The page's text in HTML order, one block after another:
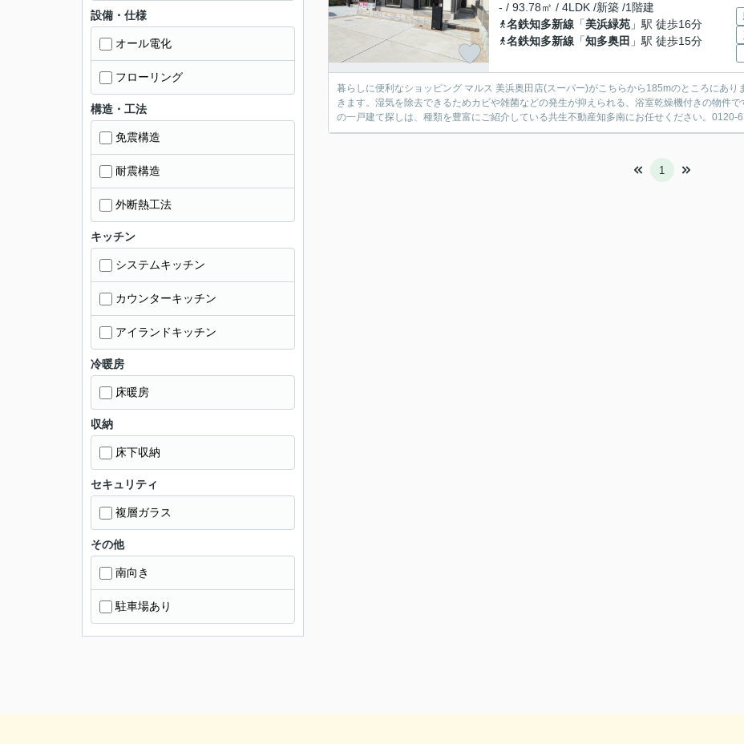
- / 93.78㎡ / 4LDK /新築 /1階建
名鉄知多新線 「美浜緑苑 」駅 徒歩16分
名鉄知多新線 「知多奥田 」駅 徒歩15分
暮らしに便利なショッピング マルス 美浜奥田店(スーパー)がこちらから185mのところにあ
きます。湿気を除去できるためカビや雑菌などの発生が抑えられる、浴室乾燥機付きの物件
の一戸建て探しは、種類を豊富にご紹介している共生不動産知多南にお任せください。0120-
1
設備・仕様
オール電化
フローリング
構造・工法
免震構造
耐震構造
外断熱工法
キッチン
システムキッチン
カウンターキッチン
アイランドキッチン
冷暖房
床暖房
収納
床下収納
セキュリティ
複層ガラス
その他
南向き
駐車場あり